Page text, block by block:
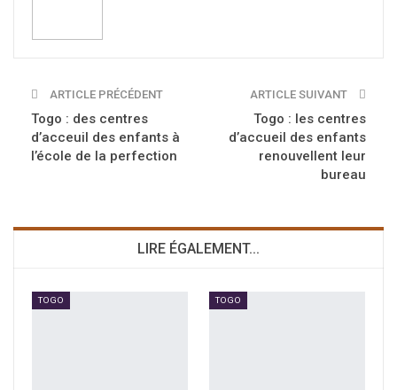
ARTICLE PRÉCÉDENT
Togo : des centres
d’acceuil des enfants à
l’école de la perfection
ARTICLE SUIVANT
Togo : les centres
d’accueil des enfants
renouvellent leur
bureau
LIRE ÉGALEMENT...
TOGO TOGO